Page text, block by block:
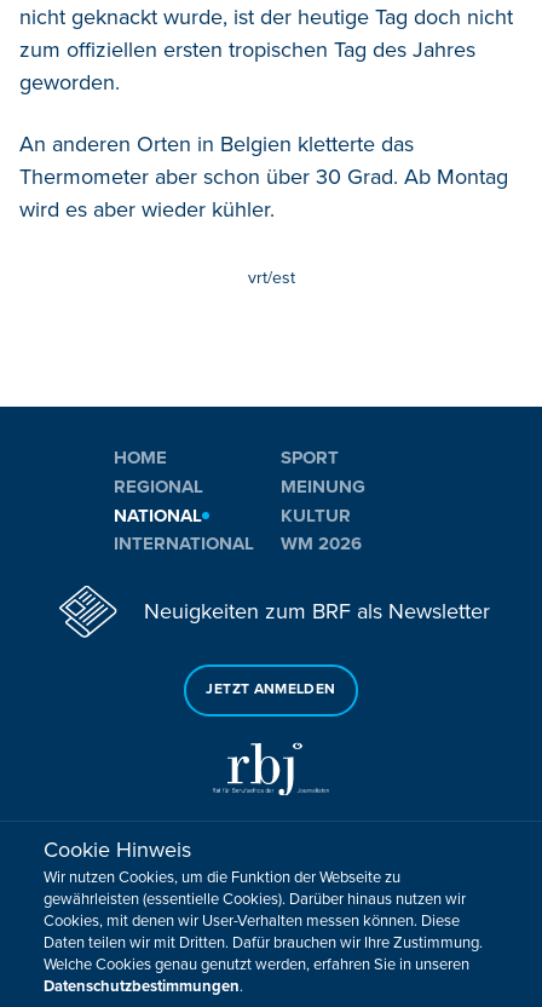
nicht geknackt wurde, ist der heutige Tag doch nicht
zum offiziellen ersten tropischen Tag des Jahres
geworden.
An anderen Orten in Belgien kletterte das
Thermometer aber schon über 30 Grad. Ab Montag
wird es aber wieder kühler.
vrt/est
HOME
REGIONAL
NATIONAL
INTERNATIONAL
SPORT
MEINUNG
KULTUR
WM 2026
Neuigkeiten zum BRF als Newsletter
JETZT ANMELDEN
Sie haben noch Fragen oder Anmerkungen?
KONTAKTIEREN SIE UNS!
Impressum Datenschutz Kontakt
Barrierefreiheit
Cookie-Zustimmung anpassen
Cookie Hinweis
Wir nutzen Cookies, um die Funktion der Webseite zu
gewährleisten (essentielle Cookies). Darüber hinaus nutzen wir
Cookies, mit denen wir User-Verhalten messen können. Diese
Daten teilen wir mit Dritten. Dafür brauchen wir Ihre Zustimmung.
Welche Cookies genau genutzt werden, erfahren Sie in unseren
Datenschutzbestimmungen.